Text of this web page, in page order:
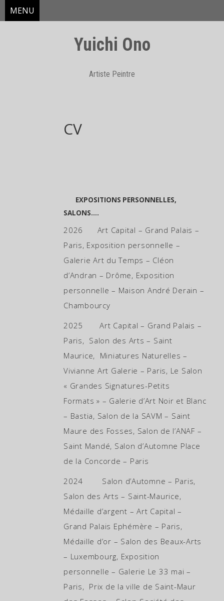
MENU
Yuichi Ono
Artiste Peintre
content
CV
EXPOSITIONS PERSONNELLES,
SALONS….
2026 Art Capital – Grand Palais –
Paris, Exposition personnelle –
Galerie Art du Temps – Cléon
d’Andran – Drôme, Exposition
personnelle – Maison André Derain –
Chambourcy
2025 Art Capital – Grand Palais –
Paris, Salon des Arts – Saint
Maurice, Miniatures Naturelles –
Vivianne Art Galerie – Paris, Le Salon
« Grandes Signatures-Petits
Formats » – Galerie d’Art Noir et Blanc
– Bastia, Salon de la SAVM – Saint
Maure des Fosses, Salon de l’ANAF –
Saint Mandé, Salon d’Automne Place
de la Concorde – Paris
2024 Salon d’Automne – Paris,
Salon des Arts – Saint-Maurice,
Médaille d’argent – Art Capital –
Grand Palais Ephémère – Paris,
Médaille d’or – Salon des Beaux-Arts
– Luxembourg, Exposition
personnelle – Galerie Le 33 mai –
Paris, Prix de la ville de Saint-Maur